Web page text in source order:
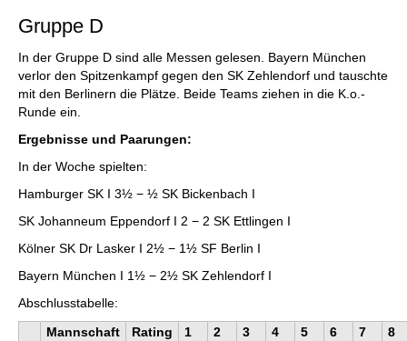
Gruppe D
In der Gruppe D sind alle Messen gelesen. Bayern München
verlor den Spitzenkampf gegen den SK Zehlendorf und tauschte
mit den Berlinern die Plätze. Beide Teams ziehen in die K.o.-
Runde ein.
Ergebnisse und Paarungen:
In der Woche spielten:
Hamburger SK I 3½ − ½ SK Bickenbach I
SK Johanneum Eppendorf I 2 − 2 SK Ettlingen I
Kölner SK Dr Lasker I 2½ − 1½ SF Berlin I
Bayern München I 1½ − 2½ SK Zehlendorf I
Abschlusstabelle:
Mannschaft
Rating 1 2 3 4 5 6 7
8